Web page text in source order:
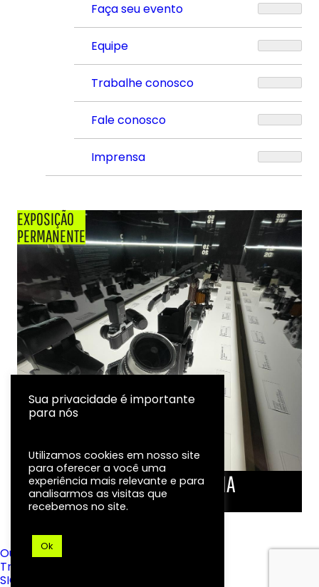
Faça seu evento
Equipe
Trabalhe conosco
Fale conosco
Imprensa
EXPOSIÇÃO
PERMANENTE
LINHA DO TEMPO DA FOTOGRAFIA
EXPOSIÇÃO
Ouvidoria
Transparência
SIC
Sua privacidade é importante
para nós
Utilizamos cookies em nosso site
para oferecer a você uma
experiência mais relevante e para
analisarmos as visitas que
recebemos no site.
Ok